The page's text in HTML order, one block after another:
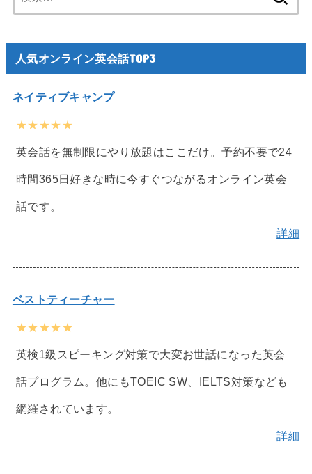
索:
人気オンライン英会話TOP3
ネイティブキャンプ
★★★★★
英会話を無制限にやり放題はここだけ。予約不要で24
時間365日好きな時に今すぐつながるオンライン英会
話です。
詳細
ベストティーチャー
★★★★★
英検1級スピーキング対策で大変お世話になった英会
話プログラム。他にもTOEIC SW、IELTS対策なども
網羅されています。
詳細